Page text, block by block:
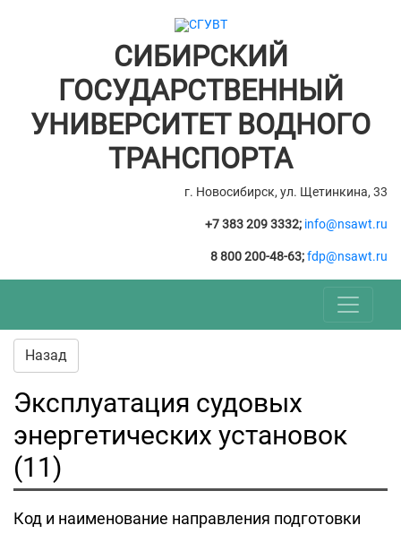
СИБИРСКИЙ
ГОСУДАРСТВЕННЫЙ
УНИВЕРСИТЕТ ВОДНОГО
ТРАНСПОРТА
г. Новосибирск, ул. Щетинкина, 33
+7 383 209 3332; info@nsawt.ru
8 800 200-48-63;fdp@nsawt.ru
Назад
Эксплуатация судовых
энергетических установок
(11)
Код и наименование направления подготовки